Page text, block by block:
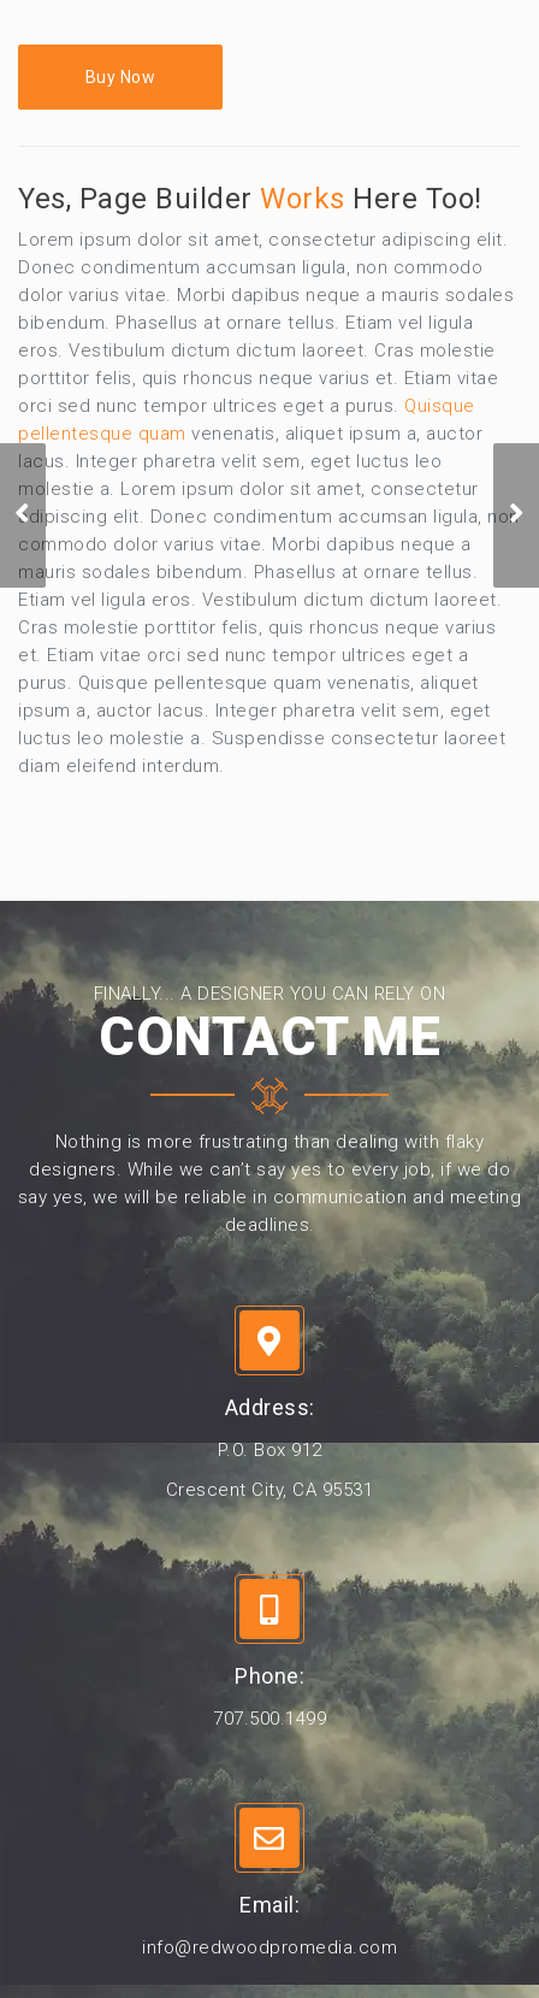
Buy Now
Yes, Page Builder Works Here Too!
Lorem ipsum dolor sit amet, consectetur adipiscing elit.
Donec condimentum accumsan ligula, non commodo
dolor varius vitae. Morbi dapibus neque a mauris sodales
bibendum. Phasellus at ornare tellus. Etiam vel ligula
eros. Vestibulum dictum dictum laoreet. Cras molestie
porttitor felis, quis rhoncus neque varius et. Etiam vitae
orci sed nunc tempor ultrices eget a purus. Quisque
pellentesque quam venenatis, aliquet ipsum a, auctor
lacus. Integer pharetra velit sem, eget luctus leo
molestie a. Lorem ipsum dolor sit amet, consectetur
adipiscing elit. Donec condimentum accumsan ligula, non
commodo dolor varius vitae. Morbi dapibus neque a
mauris sodales bibendum. Phasellus at ornare tellus.
Etiam vel ligula eros. Vestibulum dictum dictum laoreet.
Cras molestie porttitor felis, quis rhoncus neque varius
et. Etiam vitae orci sed nunc tempor ultrices eget a
purus. Quisque pellentesque quam venenatis, aliquet
ipsum a, auctor lacus. Integer pharetra velit sem, eget
luctus leo molestie a. Suspendisse consectetur laoreet
diam eleifend interdum.
Identity & Branding
Bags
FINALLY... A DESIGNER YOU CAN RELY ON
CONTACT ME
Nothing is more frustrating than dealing with flaky
designers. While we can’t say yes to every job, if we do
say yes, we will be reliable in communication and meeting
deadlines.
Address:
P.O. Box 912
Crescent City, CA 95531
Phone:
707.500.1499
Email:
info@redwoodpromedia.com